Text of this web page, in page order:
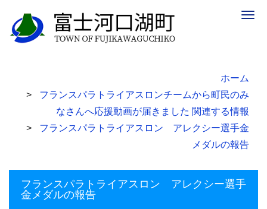
ホーム
フランスパラトライアスロンチームから町民のみ
なさんへ応援動画が届きました 関連する情報
フランスパラトライアスロン アレクシー選手金
メダルの報告
フランスパラトライアスロン アレクシー選手
金メダルの報告